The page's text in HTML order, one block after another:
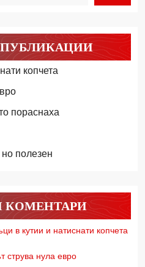
копчета
пораснаха
полезен
КОМЕНТАРИ
в кутии и натиснати копчета
струва нула евро